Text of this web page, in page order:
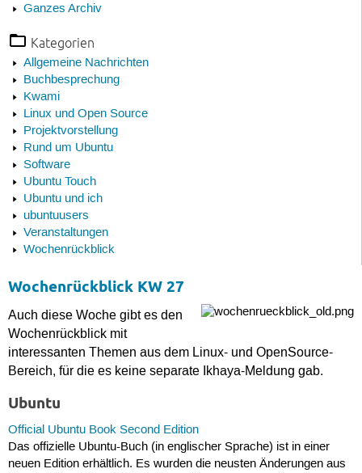
Ganzes Archiv
Kategorien
Allgemeine Nachrichten
Buchbesprechung
Kwami
Linux und Open Source
Projektvorstellung
Rund um Ubuntu
Software
Ubuntu Touch
Ubuntu und ich
ubuntuusers
Veranstaltungen
Wochenrückblick
Wochenrückblick KW 27
Auch diese Woche gibt es den
Wochenrückblick mit
interessanten Themen aus dem Linux- und OpenSource-
Bereich, für die es keine separate Ikhaya-Meldung gab.
Ubuntu
Official Ubuntu Book Second Edition
Das offizielle Ubuntu-Buch (in englischer Sprache) ist in einer
neuen Edition erhältlich. Es wurden die neusten Änderungen aus